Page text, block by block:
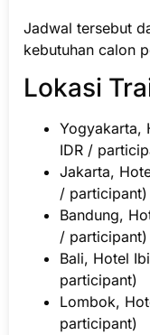
Jadwal tersebut
kebutuhan calon
Lokasi
Yogyakarta,
IDR /
Jakarta,
/ participant)
Bandung,
/ participant)
Bali, Hotel
participant)
Lombok,
participant)